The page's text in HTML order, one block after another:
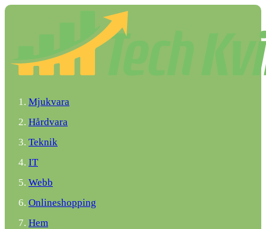
Mjukvara
Hårdvara
Teknik
IT
Webb
Onlineshopping
Hem